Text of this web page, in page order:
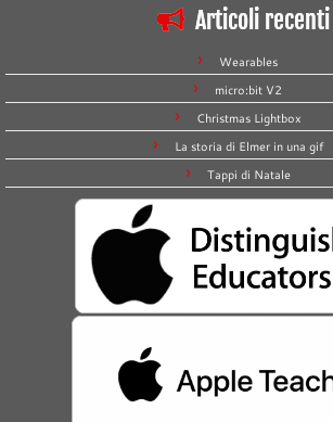
Articoli recenti
Wearables
micro:bit V2
Christmas Lightbox
La storia di Elmer in una gif
Tappi di Natale